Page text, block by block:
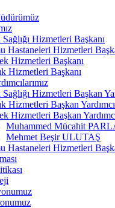
Hizmetleri Başkanı
Hastaneleri Hizmetleri
Hizmetleri Başkanı
Hizmetleri Başkanı
Hizmetleri Başkan
Hizmetleri Başkan
Hizmetleri Başkan
Muhammed Mücahit
Mehmet Beşir ULUTAŞ
Hastaneleri Hizmetleri